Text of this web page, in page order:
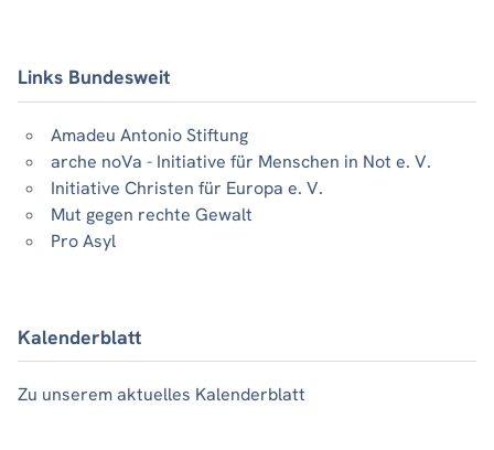
Links Bundesweit
Amadeu Antonio Stiftung
arche noVa - Initiative für Menschen in Not e. V.
Initiative Christen für Europa e. V.
Mut gegen rechte Gewalt
Pro Asyl
Kalenderblatt
Zu unserem aktuelles Kalenderblatt